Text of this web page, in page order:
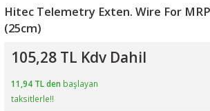
Hitec Telemetry Exten. Wire For
(25cm)
105,28 TL Kdv Dahil
11,94 TL den başlayan
taksitlerle!!